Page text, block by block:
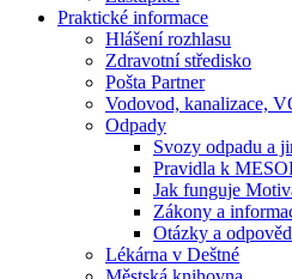
Praktické informace
Hlášení rozhlasu
Zdravotní středisko
Pošta Partner
Vodovod, kanalizace,
Odpady
Svozy odpadu a
Pravidla k
Jak funguje
Zákony a
Otázky a
Lékárna v Deštné